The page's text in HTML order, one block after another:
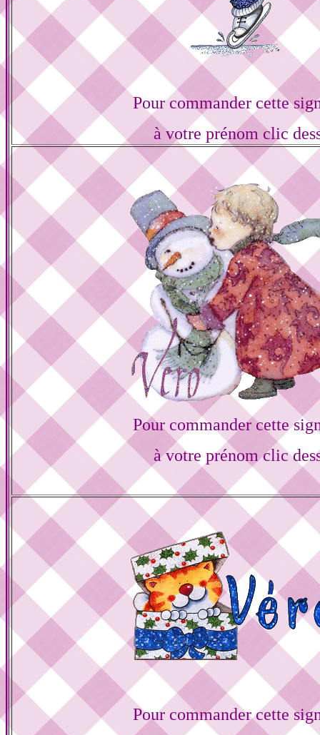
Pour commander cette
à votre prénom clic
Pour commander cette
à votre prénom clic
Pour commander cette